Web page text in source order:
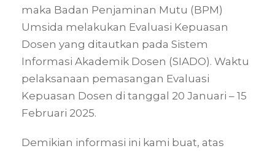
maka Badan Penjaminan Mutu (BPM)
Umsida melakukan Evaluasi Kepuasan
Dosen yang ditautkan pada Sistem
Informasi Akademik Dosen (SIADO). Waktu
pelaksanaan pemasangan Evaluasi
Kepuasan Dosen di tanggal 20 Januari – 15
Februari 2025.
Demikian informasi ini kami buat, atas